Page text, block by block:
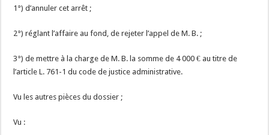
1°) d’annuler cet arrêt ;
2°) réglant l’affaire au fond, de rejeter l’appel de M. B. ;
3°) de mettre à la charge de M. B. la somme de 4 000 € au titre de
l’article L. 761-1 du code de justice administrative.
Vu les autres pièces du dossier ;
Vu :